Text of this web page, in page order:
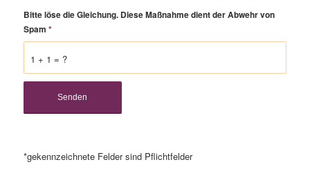
1 + 1 = ?
Bitte löse die Gleichung. Diese Maßnahme dient der Abwehr von
Spam *
*gekennzeichnete Felder sind Pflichtfelder